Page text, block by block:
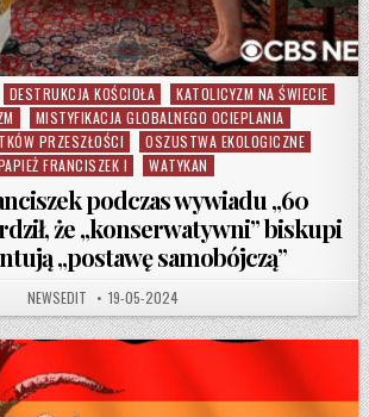
DESTRUKCJA KOŚCIOŁA
KATOLICYZM NA ŚWIECIE
MISTYFIKACJA GLOBALNEGO OCIEPLANIA
PRZESZŁOŚCI
OSZUSTWA EKOLOGICZNE
FRANCISZEK I
WATYKAN
podczas wywiadu „60
że „konserwatywni” biskupi
„postawę samobójczą”
AUTHOR:
NEWSEDIT PUBLISHED DATE:
19-05-2024